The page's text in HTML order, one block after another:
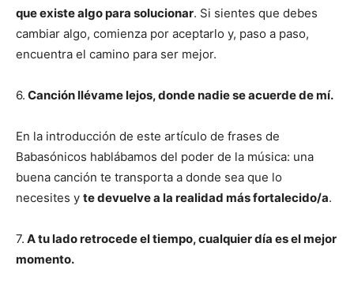
que existe algo para solucionar. Si sientes que debes
cambiar algo, comienza por aceptarlo y, paso a paso,
encuentra el camino para ser mejor.
6. Canción llévame lejos, donde nadie se acuerde de mí.
En la introducción de este artículo de frases de
Babasónicos hablábamos del poder de la música: una
buena canción te transporta a donde sea que lo
necesites y te devuelve a la realidad más fortalecido/a.
7. A tu lado retrocede el tiempo, cualquier día es el mejor
momento.